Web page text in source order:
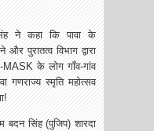
ने कहा कि पावा के
पुरातत्व विभाग द्वारा
के लोग गाँव-गांव
गणराज्य स्मृति महोत्सव
बदन सिंह (पुजिप) शारदा